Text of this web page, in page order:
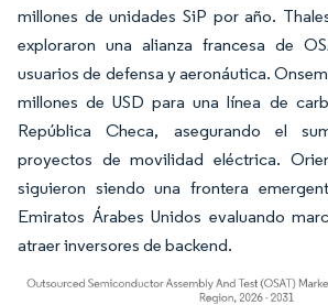
millones de unidades SiP por año.
exploraron una alianza francesa de
usuarios de defensa y aeronáutica.
millones de USD para una línea de
República Checa, asegurando el
proyectos de movilidad eléctrica.
siguieron siendo una frontera
Emiratos Árabes Unidos evaluando
atraer inversores de backend.